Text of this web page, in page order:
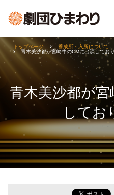
青木美沙都が
してお
トップページ 養成所・入所について
青木美沙都が宮崎牛のCMに出演してお